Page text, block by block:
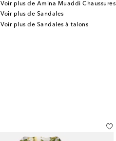
Voir plus de Amina Muaddi Chaussures
Voir plus de Sandales
Voir plus de Sandales à talons